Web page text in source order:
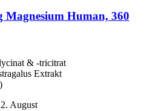
Magnesium Human, 360
& -tricitrat
Extrakt
August